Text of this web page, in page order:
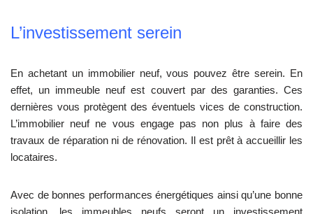
L’investissement serein
En achetant un immobilier neuf, vous pouvez être serein. En
effet, un immeuble neuf est couvert par des garanties. Ces
dernières vous protègent des éventuels vices de construction.
L’immobilier neuf ne vous engage pas non plus à faire des
travaux de réparation ni de rénovation. Il est prêt à accueillir les
locataires.
Avec de bonnes performances énergétiques ainsi qu’une bonne
isolation, les immeubles neufs seront un investissement